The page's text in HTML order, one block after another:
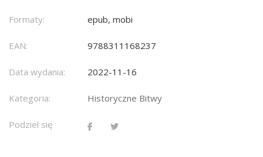
Formaty: epub, mobi
EAN: 9788311168237
Data wydania: 2022-11-16
Kategoria: Historyczne Bitwy
Podziel się